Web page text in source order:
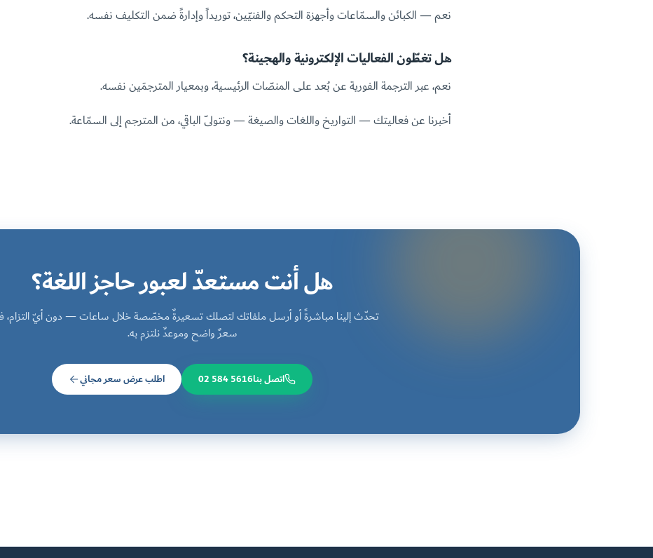
نعم — الكبائن والسمّاعات وأجهزة التحكم والفنيّين، توريداً وإدارةً ضمن التكليف نفسه.
هل تغطّون الفعاليات الإلكترونية والهجينة؟
نعم، عبر الترجمة الفورية عن بُعد على المنصّات الرئيسية، وبمعيار المترجمَين نفسه.
أخبرنا عن فعاليتك — التواريخ واللغات والصيغة — ونتولّى الباقي، من المترجم إلى السمّاعة.
هل أنت مستعدّ لعبور حاجز اللغة؟
تحدّث إلينا مباشرةً أو أرسل ملفاتك لتصلك تسعيرةٌ مخصّصة خلال ساعات — دون أيّ التزام،
سعرٌ واضح وموعدٌ نلتزم به.
اتصل بنا02 584 5616 اطلب عرض سعر مجاني